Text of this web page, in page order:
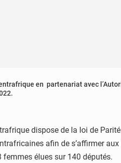
en partenariat avec
dispose de la loi de
afin de s’affirmer
femmes élues sur 140 députés.